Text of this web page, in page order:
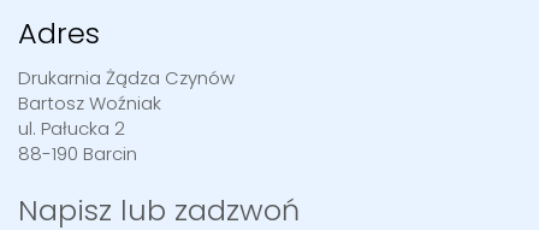
Adres
Drukarnia Żądza Czynów
Bartosz Woźniak
ul. Pałucka 2
88-190 Barcin
Napisz lub zadzwoń